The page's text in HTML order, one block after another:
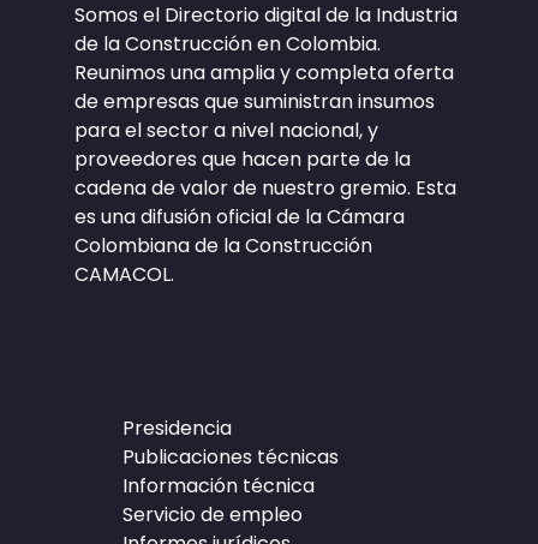
Somos el Directorio digital de la Industria
de la Construcción en Colombia.
Reunimos una amplia y completa oferta
de empresas que suministran insumos
para el sector a nivel nacional, y
proveedores que hacen parte de la
cadena de valor de nuestro gremio. Esta
es una difusión oficial de la Cámara
Colombiana de la Construcción
CAMACOL.
Presidencia
Publicaciones técnicas
Información técnica
Servicio de empleo